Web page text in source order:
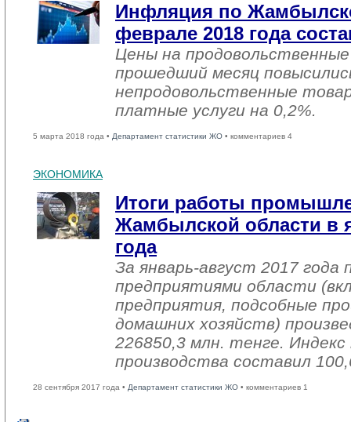
Инфляция по
феврале 2018 года
Цены на
прошедший месяц
непродовольственные
платные услуги на 0,2%.
5 марта 2018 года • Департамент статистики ЖО • комментариев 4
ЭКОНОМИКА
Итоги работы
Жамбылской области в
года
За январь-август 2017
предприятиями области
предприятия, подсобные
домашних хозяйств)
226850,3 млн. тенге.
производства составил
28 сентября 2017 года • Департамент статистики ЖО • комментариев 1